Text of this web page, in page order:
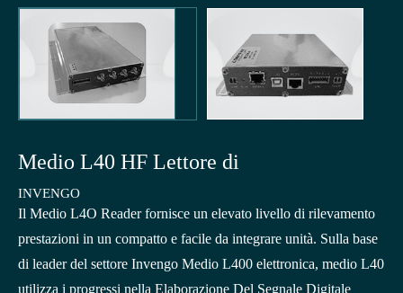
Medio L40 HF Lettore di
INVENGO
Il Medio L4O Reader fornisce un elevato livello di rilevamento
prestazioni in un compatto e facile da integrare unità. Sulla base
di leader del settore Invengo Medio L400 elettronica, medio L40
utilizza i progressi nella Elaborazione Del Segnale Digitale